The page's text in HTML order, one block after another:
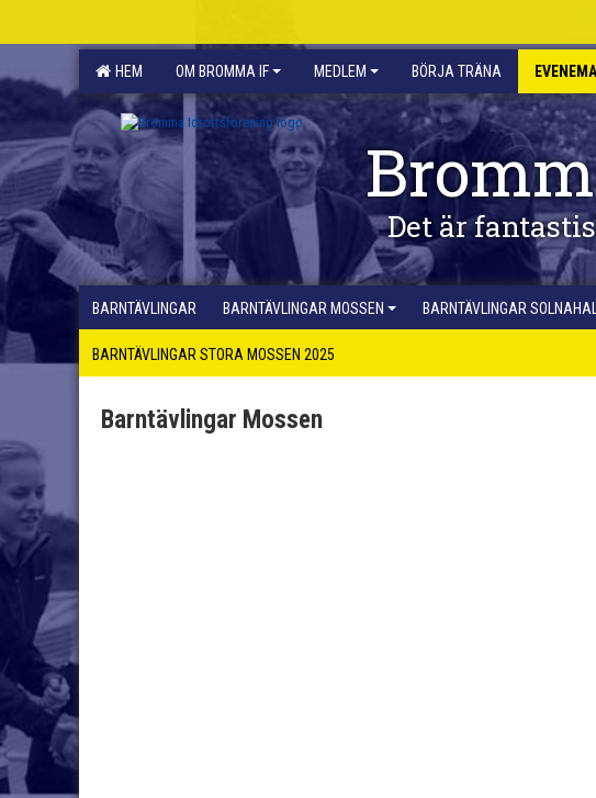
HEM OM BROMMA IF MEDLEM BÖRJA TRÄNA
Det är
BARNTÄVLINGAR BARNTÄVLINGAR MOSSEN BARNTÄVLINGAR
BARNTÄVLINGAR STORA MOSSEN 2025
Barntävlingar Mossen